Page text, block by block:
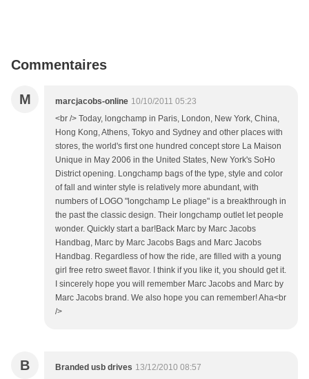
Commentaires
M marcjacobs-online 10/10/2011 05:23
<br /> Today, longchamp in Paris, London, New York, China,
Hong Kong, Athens, Tokyo and Sydney and other places with
stores, the world's first one hundred concept store La Maison
Unique in May 2006 in the United States, New York's SoHo
District opening. Longchamp bags of the type, style and color
of fall and winter style is relatively more abundant, with
numbers of LOGO "longchamp Le pliage" is a breakthrough in
the past the classic design. Their longchamp outlet let people
wonder. Quickly start a bar!Back Marc by Marc Jacobs
Handbag, Marc by Marc Jacobs Bags and Marc Jacobs
Handbag. Regardless of how the ride, are filled with a young
girl free retro sweet flavor. I think if you like it, you should get it.
I sincerely hope you will remember Marc Jacobs and Marc by
Marc Jacobs brand. We also hope you can remember! Aha<br
/>
B Branded usb drives 13/12/2010 08:57